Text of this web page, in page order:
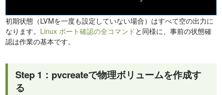
初期状態（LVMを一度も設定していない場合）はすべて空の出力に
なります。 Linux ポート確認の全コマンドと同様に、事前の状態確
認は作業の基本です。
Step 1：pvcreateで物理ボリュームを作成す
る